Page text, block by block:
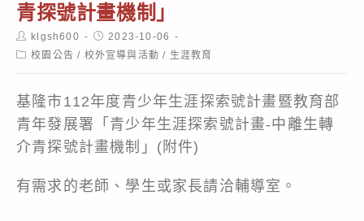
青探號計畫機制」
Post
author:
klgsh600
Post
published:
2023-10-06
Post校園公告 / 校外宣導與活動 / 生涯教育
基隆市112年度青少年生涯探索號計畫暨教育部
青年發展署「青少年生涯探索號計畫-中離生轉
介青探號計畫機制」(附件)
有需求的老師、學生或家長請洽輔導室。